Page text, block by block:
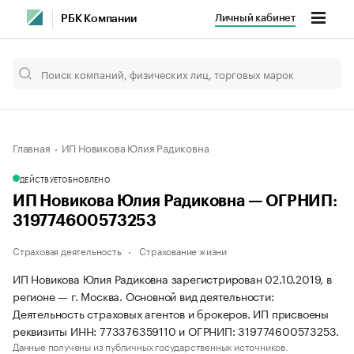
РБК Компании Личный кабинет
Главная ИП Новикова Юлия Радиковна
ДЕЙСТВУЕТОБНОВЛЕНО
ИП Новикова Юлия Радиковна — ОГРНИП:
319774600573253
Страховая деятельность Страхование жизни
ИП Новикова Юлия Радиковна зарегистрирован 02.10.2019, в
регионе — г. Москва. Основной вид деятельности:
Деятельность страховых агентов и брокеров. ИП присвоены
реквизиты ИНН: 773376359110 и ОГРНИП: 319774600573253.
Данные получены из публичных государственных источников.